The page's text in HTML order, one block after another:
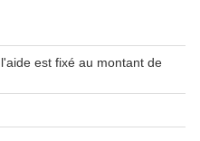
est fixé au montant de